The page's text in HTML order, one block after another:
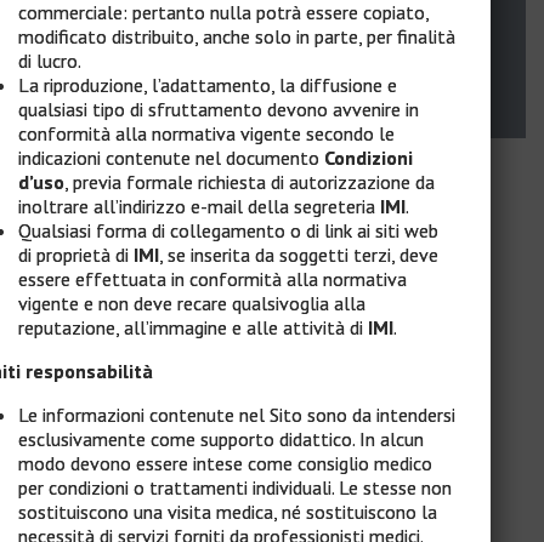
© 2022IMI Intergruppo Melanoma Italiano
Powered by Hippocrates Sintech Srl
commerciale: pertanto nulla potrà essere copiato,
modificato distribuito, anche solo in parte, per finalità
di lucro.
La riproduzione, l’adattamento, la diffusione e
qualsiasi tipo di sfruttamento devono avvenire in
conformità alla normativa vigente secondo le
indicazioni contenute nel documento Condizioni
d’uso , previa formale richiesta di autorizzazione da
inoltrare all’indirizzo e-mail della segreteria IMI.
Qualsiasi forma di collegamento o di link ai siti web
di proprietà di IMI , se inserita da soggetti terzi, deve
essere effettuata in conformità alla normativa
vigente e non deve recare qualsivoglia alla
reputazione, all’immagine e alle attività di IMI.
responsabilità
Le informazioni contenute nel Sito sono da intendersi
esclusivamente come supporto didattico. In alcun
modo devono essere intese come consiglio medico
per condizioni o trattamenti individuali. Le stesse non
sostituiscono una visita medica, né sostituiscono la
necessità di servizi forniti da professionisti medici.